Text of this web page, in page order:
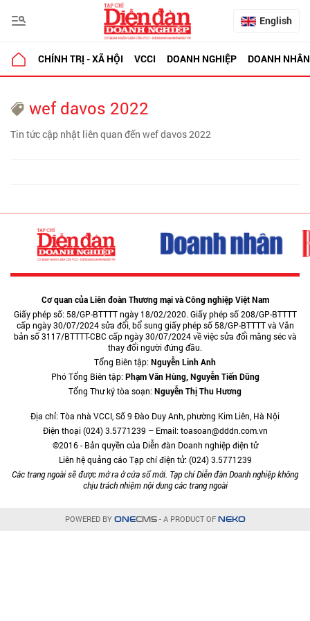
English
CHÍNH TRỊ - XÃ HỘI VCCI DOANH NGHIỆP DOANH NHÂN
wef davos 2022
Tin tức cập nhật liên quan đến wef davos 2022
Cơ quan của Liên đoàn Thương mại và Công nghiệp Việt Nam
Giấy phép số: 58/GP-BTTTT ngày 18/02/2020. Giấy phép số 208/GP-BTTTT
cấp ngày 30/07/2024 sửa đổi, bổ sung giấy phép số 58/GP-BTTTT và Văn
bản số 3117/BTTTT-CBC cấp ngày 30/07/2024 về việc sửa đổi măng séc và
thay đổi người đứng đầu.
Tổng Biên tập:Nguyễn Linh Anh
Phó Tổng Biên tập:Phạm Văn Hùng, Nguyễn Tiến Dũng
Tổng Thư ký tòa soạn:Nguyễn Thị Thu Hương
Địa chỉ: Tòa nhà VCCI, Số 9 Đào Duy Anh, phường Kim Liên, Hà Nội
Điện thoại (024) 3.5771239 – Email: toasoan@dddn.com.vn
©2016 - Bản quyền của Diễn đàn Doanh nghiệp điện tử
Liên hệ quảng cáo Tạp chí điện tử: (024) 3.5771239
Các trang ngoài sẽ được mở ra ở cửa sổ mới. Tạp chí Diễn đàn Doanh nghiệp không
chịu trách nhiệm nội dung các trang ngoài
POWERED BY ONECMS- A PRODUCT OF NEKO